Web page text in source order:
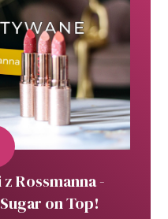
Rossmanna -
on Top!